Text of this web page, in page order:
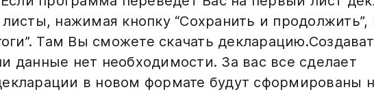
нажимая кнопку “Сохранить и продолжить”,
Там Вы сможете скачать
данные нет необходимости. За вас все сделает
в новом формате будут сформированы